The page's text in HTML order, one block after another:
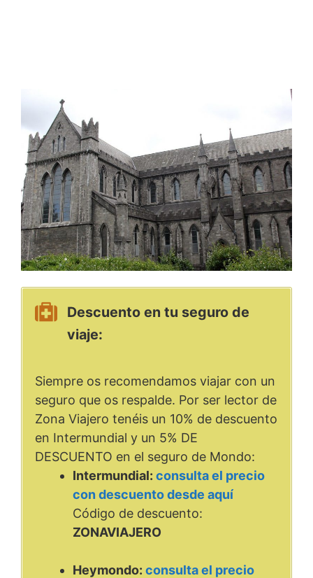
Descuento en tu seguro de
viaje:
Siempre os recomendamos viajar con un
seguro que os respalde. Por ser lector de
Zona Viajero tenéis un 10% de descuento
en Intermundial y un 5% DE
DESCUENTO en el seguro de Mondo:
Intermundial: consulta el precio
con descuento desde aquí
Código de descuento:
ZONAVIAJERO
Heymondo: consulta el precio